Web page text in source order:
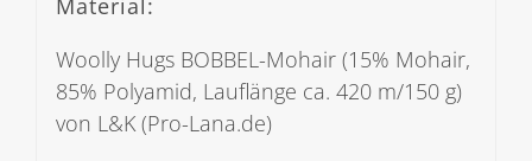
Woolly Hugs BOBBEL-Mohair (15% Mohair,
85% Polyamid, Lauflänge ca. 420 m/150 g)
von L&K (Pro-Lana.de)